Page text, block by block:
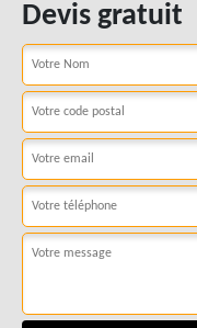
Devis gratuit